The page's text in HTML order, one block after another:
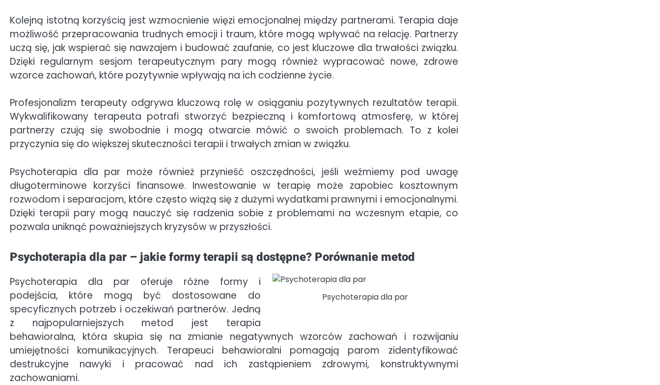
Kolejną istotną korzyścią jest wzmocnienie więzi emocjonalnej między partnerami. Terapia daje
możliwość przepracowania trudnych emocji i traum, które mogą wpływać na relację. Partnerzy
uczą się, jak wspierać się nawzajem i budować zaufanie, co jest kluczowe dla trwałości związku.
Dzięki regularnym sesjom terapeutycznym pary mogą również wypracować nowe, zdrowe
wzorce zachowań, które pozytywnie wpływają na ich codzienne życie.
Profesjonalizm terapeuty odgrywa kluczową rolę w osiąganiu pozytywnych rezultatów terapii.
Wykwalifikowany terapeuta potrafi stworzyć bezpieczną i komfortową atmosferę, w której
partnerzy czują się swobodnie i mogą otwarcie mówić o swoich problemach. To z kolei
przyczynia się do większej skuteczności terapii i trwałych zmian w związku.
Psychoterapia dla par może również przynieść oszczędności, jeśli weźmiemy pod uwagę
długoterminowe korzyści finansowe. Inwestowanie w terapię może zapobiec kosztownym
rozwodom i separacjom, które często wiążą się z dużymi wydatkami prawnymi i emocjonalnymi.
Dzięki terapii pary mogą nauczyć się radzenia sobie z problemami na wczesnym etapie, co
pozwala uniknąć poważniejszych kryzysów w przyszłości.
Psychoterapia dla par – jakie formy terapii są dostępne? Porównanie metod
Psychoterapia dla par
Psychoterapia dla par oferuje różne formy i
podejścia, które mogą być dostosowane do
specyficznych potrzeb i oczekiwań partnerów. Jedną
z najpopularniejszych metod jest terapia
behawioralna, która skupia się na zmianie negatywnych wzorców zachowań i rozwijaniu
umiejętności komunikacyjnych. Terapeuci behawioralni pomagają parom zidentyfikować
destrukcyjne nawyki i pracować nad ich zastąpieniem zdrowymi, konstruktywnymi
zachowaniami.